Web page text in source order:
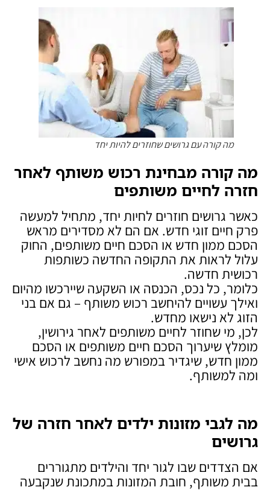
מה קורה עם גרושים שחוזרים להיות יחד
מה קורה מבחינת רכוש משותף לאחר
חזרה לחיים משותפים
כאשר גרושים חוזרים לחיות יחד, מתחיל למעשה
פרק חיים זוגי חדש. אם הם לא מסדירים מראש
הסכם ממון חדש או הסכם חיים משותפים, החוק
עלול לראות את התקופה החדשה כשותפות
רכושית חדשה.
כלומר, כל נכס, הכנסה או השקעה שיירכשו מהיום
ואילך עשויים להיחשב רכוש משותף – גם אם בני
הזוג לא נישאו מחדש.
לכן, מי שחוזר לחיים משותפים לאחר גירושין,
מומלץ שיערוך הסכם חיים משותפים או הסכם
ממון חדש, שיגדיר במפורש מה נחשב לרכוש אישי
ומה למשותף.
מה לגבי מזונות ילדים לאחר חזרה של
גרושים
אם הצדדים שבו לגור יחד והילדים מתגוררים
בבית משותף, חובת המזונות במתכונת שנקבעה